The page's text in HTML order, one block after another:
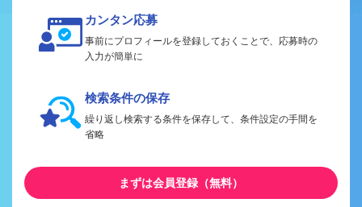
カンタン応募
事前にプロフィールを登録しておくことで、応募時の
入力が簡単に
検索条件の保存
繰り返し検索する条件を保存して、条件設定の手間を
省略
まずは会員登録（無料）